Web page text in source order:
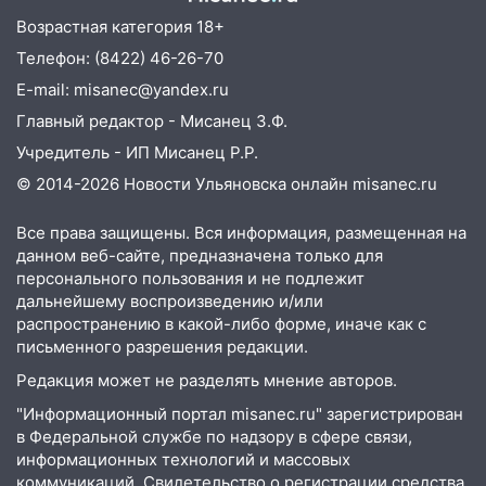
налогов
09:28
велосипедисты, мотоциклисты и
пешеходы. Обзор крупных аварий в
Ульяновской области
08:30 Поджог со свечой, 16 сгоревших
07:50 Какая погоды будет днем 8
августа
06:45 Императорский мост в
Ульяновске останется закрытым до
утра 10 августа
05:18
Судьба готовит сюрприз: гороскоп
на 8 августа — кому повезет с
деньгами, а кого ждет неожиданная
встреча
Возрастная категория 18+
Телефон: (8422) 46-26-70
E-mail: misanec@yandex.ru
Главный редактор - Мисанец З.Ф.
Учредитель - ИП Мисанец Р.Р.
© 2014-2026 Новости Ульяновска онлайн misanec.ru
Все права защищены. Вся информация, размещенная на
данном веб-сайте, предназначена только для
персонального пользования и не подлежит
дальнейшему воспроизведению и/или
распространению в какой-либо форме, иначе как с
письменного разрешения редакции.
Редакция может не разделять мнение авторов.
"Информационный портал misanec.ru" зарегистрирован
в Федеральной службе по надзору в сфере связи,
информационных технологий и массовых